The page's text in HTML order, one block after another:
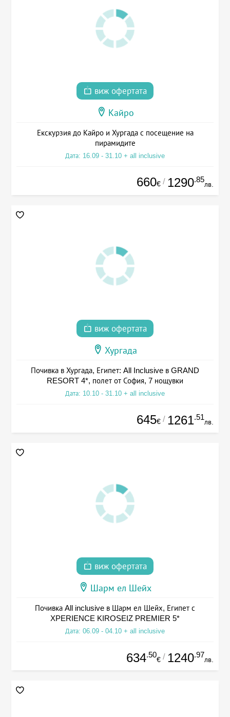
виж офертата
Кайро
Екскурзия до Кайро и Хургада с посещение на
пирамидите
Дата: 16.09 - 31.10 + all inclusive
660€ / 1290.85
лв.
виж офертата
Хургада
Почивка в Хургада, Египет: All Inclusive в GRAND
RESORT 4*, полет от София, 7 нощувки
Дата: 10.10 - 31.10 + all inclusive
645€ / 1261.51
лв.
виж офертата
Шарм ел Шейх
Почивка All inclusive в Шарм ел Шейх, Египет с
XPERIENCE KIROSEIZ PREMIER 5*
Дата: 06.09 - 04.10 + all inclusive
634.50
€ / 1240.97
лв.